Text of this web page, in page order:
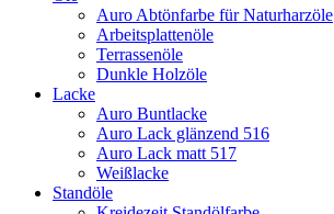
Auro Abtönfarbe für Naturharzöle
Arbeitsplattenöle
Terrassenöle
Dunkle Holzöle
Lacke
Auro Buntlacke
Auro Lack glänzend 516
Auro Lack matt 517
Weißlacke
Standöle